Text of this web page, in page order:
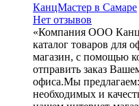
КанцМастер в Самаре
Нет отзывов
«Компания ООО
каталог товаров для
магазин, с помощью
отправить заказ
офиса.Мы
необходимых и